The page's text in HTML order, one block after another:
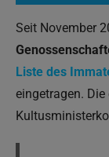
Seit November
Liste des
eingetragen.